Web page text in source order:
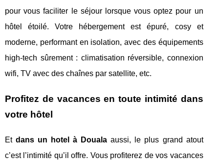
pour vous faciliter le séjour lorsque vous optez pour un
hôtel étoilé. Votre hébergement est épuré, cosy et
moderne, performant en isolation, avec des équipements
high-tech sûrement : climatisation réversible, connexion
wifi, TV avec des chaînes par satellite, etc.
Profitez de vacances en toute intimité dans
votre hôtel
Etdans un hotel à Douala aussi, le plus grand atout
c’est l’intimité qu’il offre. Vous profiterez de vos vacances